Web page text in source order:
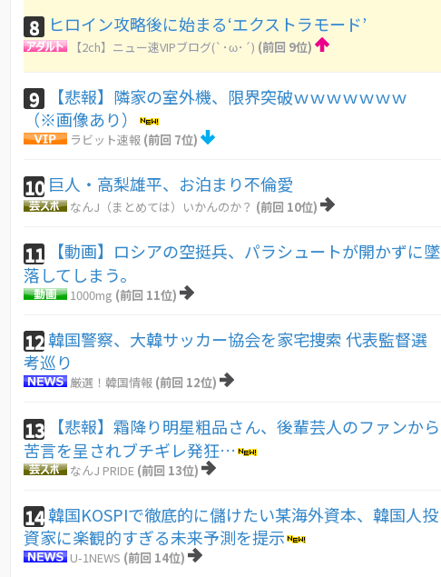
8 ヒロイン攻略後に始まる‘エクストラモード’
【2ch】ニュー速VIPブログ(`･ω･´) (前回 9位)
9
【悲報】隣家の室外機、限界突破ｗｗｗｗｗｗｗ
（※画像あり）
ラビット速報 (前回 7位)
10 巨人・高梨雄平、お泊まり不倫愛
なんJ（まとめては）いかんのか？ (前回 10位)
11
【動画】ロシアの空挺兵、パラシュートが開かずに墜
落してしまう。
1000mg (前回 11位)
12韓国警察、大韓サッカー協会を家宅捜索 代表監督選
考巡り
厳選！韓国情報 (前回 12位)
13
【悲報】霜降り明星粗品さん、後輩芸人のファンから
苦言を呈されブチギレ発狂…
なんJ PRIDE (前回 13位)
14韓国KOSPIで徹底的に儲けたい某海外資本、韓国人投
資家に楽観的すぎる未来予測を提示
U-1NEWS (前回 14位)